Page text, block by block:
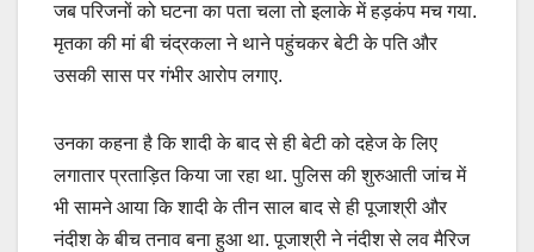
जब परिजनों को घटना का पता चला तो इलाके में हड़कंप मच गया.
मृतका की मां बी चंद्रकला ने थाने पहुंचकर बेटी के पति और
उसकी सास पर गंभीर आरोप लगाए.
उनका कहना है कि शादी के बाद से ही बेटी को दहेज के लिए
लगातार प्रताड़ित किया जा रहा था. पुलिस की शुरुआती जांच में
भी सामने आया कि शादी के तीन साल बाद से ही पूजाश्री और
नंदीश के बीच तनाव बना हुआ था. पूजाश्री ने नंदीश से लव मैरिज